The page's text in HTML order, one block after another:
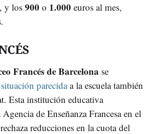
y los 900 o 1.000 euros al mes,
Francés de Barcelona se
parecidaa la escuela también
Esta institución educativa
de Enseñanza Francesa en el
reducciones en la cuota del